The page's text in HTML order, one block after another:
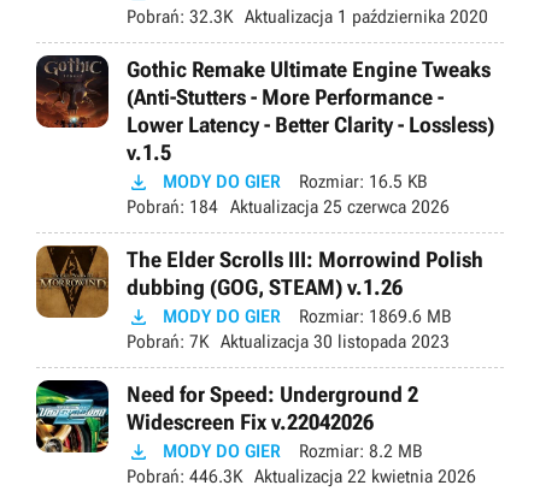
Pobrań: 32.3K Aktualizacja 1 października 2020
Gothic Remake Ultimate Engine Tweaks
(Anti-Stutters - More Performance -
Lower Latency - Better Clarity - Lossless)
v.1.5
 MODY DO GIER Rozmiar: 16.5 KB
Pobrań: 184 Aktualizacja 25 czerwca 2026
The Elder Scrolls III: Morrowind Polish
dubbing (GOG, STEAM) v.1.26
 MODY DO GIER Rozmiar: 1869.6 MB
Pobrań: 7K Aktualizacja 30 listopada 2023
Need for Speed: Underground 2
Widescreen Fix v.22042026
 MODY DO GIER Rozmiar: 8.2 MB
Pobrań: 446.3K Aktualizacja 22 kwietnia 2026